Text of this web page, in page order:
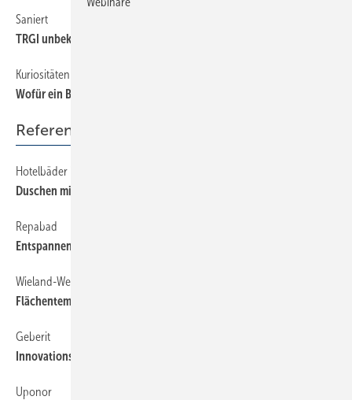
Saniert
TRGI unbekannt?
Kuriositäten
Wofür ein Bügeleisen gut sein kann
Referenzobjekte
Hotelbäder in luftiger Höhe
Duschen mit Weitblick
Repabad
Entspannen in alten Gemäuern
Wieland-Werke
Flächentemperierung in historischen Räumen
Geberit
Innovationserlebniswelt ­ als Testballon
Uponor